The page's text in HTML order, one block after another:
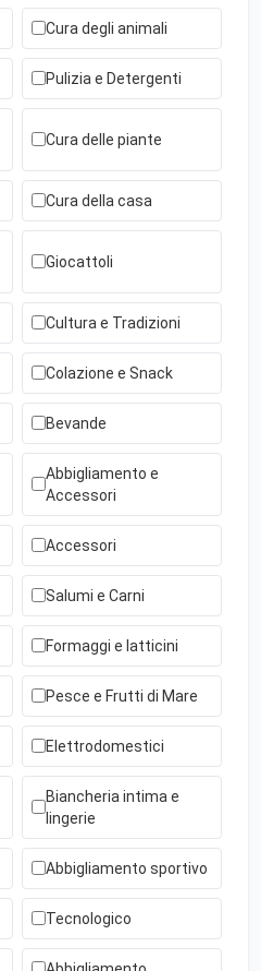
Cura degli animali
Pulizia e Detergenti
Cura delle piante
Cura della casa
Giocattoli
Cultura e Tradizioni
Colazione e Snack
Bevande
Abbigliamento e
Accessori
Accessori
Salumi e Carni
Formaggi e latticini
Pesce e Frutti di Mare
Elettrodomestici
Biancheria intima e
lingerie
Abbigliamento sportivo
Tecnologico